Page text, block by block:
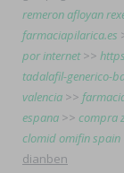
remeron afloyan
farmaciapilarica.es
por internet>>
tadalafil-generico-
valencia >>
espana >> compra
clomid omifin spain
dianben